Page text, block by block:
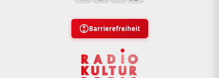
Barrierefreiheit